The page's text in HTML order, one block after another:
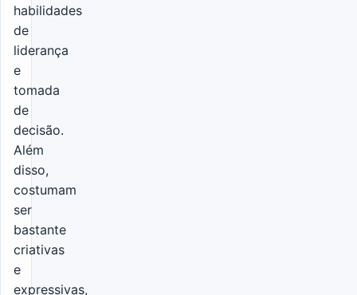
habilidades
de
liderança
e
tomada
de
decisão.
Além
disso,
costumam
ser
bastante
criativas
e
expressivas,